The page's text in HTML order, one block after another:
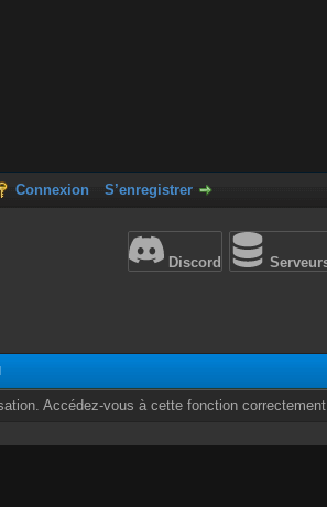
Connexion S’enregistrer
Discord
Accédez-vous à cette fonction